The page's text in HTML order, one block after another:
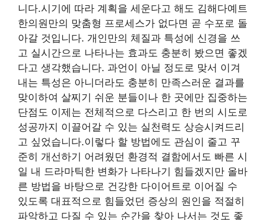
니다.시기에 따라 계획을 세운다고 해도 김해다예트
한의원만의 맞춤형 프로세스가 없다면 곧 수포로 돌
아갈 것입니다. 개인만의 체질과 특성에 신경을 쓰
고 실시간으로 나타나는 효과도 충분히 봤으면 좋겠
다고 생각했습니다. 과언이 아닐 정도로 맞서 이겨
내는 특성은 아니더라도 충분히 만족스러운 결과를
맞이하여 살찌기 쉬운 분들이나 한 곳에만 집중하는
단점도 이제는 전체적으로 다스리고 한 번의 시도로
성공까지 이끌어갈 수 있는 실천력도 상승시켜드리
고 싶었습니다.이렇다 할 방법에도 관심이 줄고 꾸
준히 개선하기 어려웠던 환경적 결함에서도 빠른 시
일 내 드라마틱한 변화가 나타나기 힘들겠지만 올바
른 방법을 바탕으로 건강한 다이어트로 이어질 수
있도록 대표적으로 힘들었던 증상의 원인을 적절히
파악하고 다질 수 있는 순간을 찾아 나서는 것도 좋